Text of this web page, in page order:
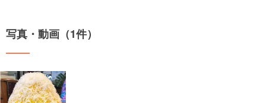
写真・動画（1件）